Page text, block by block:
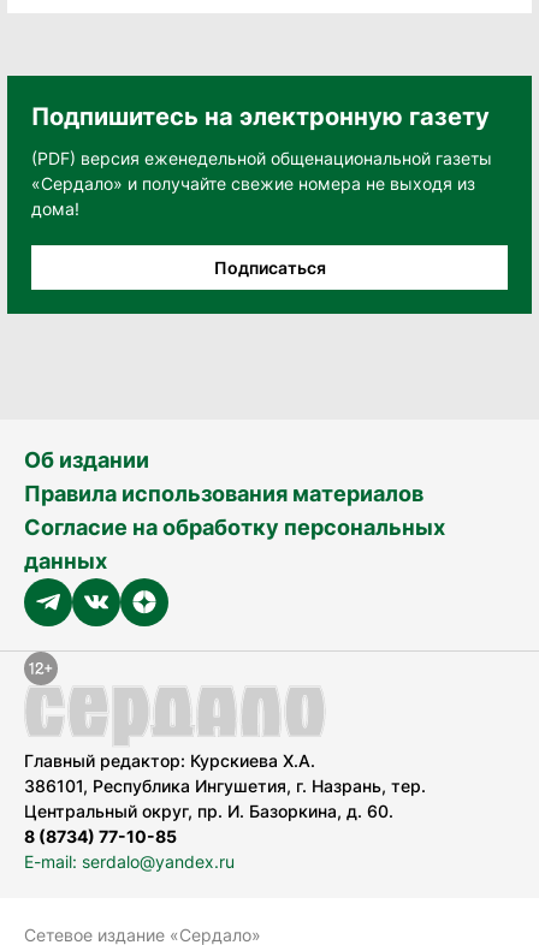
Подпишитесь на электронную газету
(PDF) версия еженедельной общенациональной газеты
«Сердало» и получайте свежие номера не выходя из
дома!
Подписаться
Об издании
Правила использования материалов
Согласие на обработку персональных
данных
Главный редактор: Курскиева Х.А.
386101, Республика Ингушетия, г. Назрань, тер.
Центральный округ, пр. И. Базоркина, д. 60.
8 (8734) 77-10-85
E-mail: serdalo@yandex.ru
Сетевое издание «Сердало»